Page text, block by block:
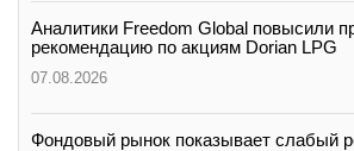
Аналитики Freedom Global повысили
рекомендацию по акциям Dorian LPG
07.08.2026
Фондовый рынок показывает слабый